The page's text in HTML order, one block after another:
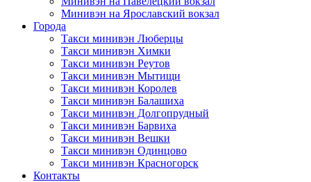
Минивэн на Ярославский вокзал
Города
Такси минивэн Люберцы
Такси минивэн Химки
Такси минивэн Реутов
Такси минивэн Мытищи
Такси минивэн Королев
Такси минивэн Балашиха
Такси минивэн Долгопрудный
Такси минивэн Барвиха
Такси минивэн Вешки
Такси минивэн Одинцово
Такси минивэн Красногорск
Контакты